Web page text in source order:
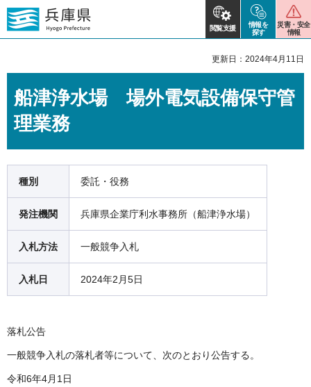
閲覧支援
情報を
探す
災害・安全
情報
更新日：2024年4月11日
船津浄水場 場外電気設備保守管
理業務
種別 委託・役務
発注機関 兵庫県企業庁利水事務所（船津浄水場）
入札方法 一般競争入札
入札日 2024年2月5日
落札公告
一般競争入札の落札者等について、次のとおり公告する。
令和6年4月1日